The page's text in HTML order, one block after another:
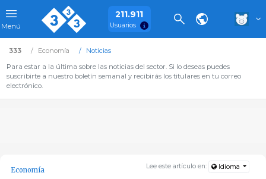
Menú
211.911
Usuarios
333 Economía
Noticias
Para estar a la última sobre las noticias del sector. Si lo deseas puedes
suscribirte a nuestro boletín semanal y recibirás los titulares en tu correo
electrónico.
Lee este artículo en: Idioma
Economía